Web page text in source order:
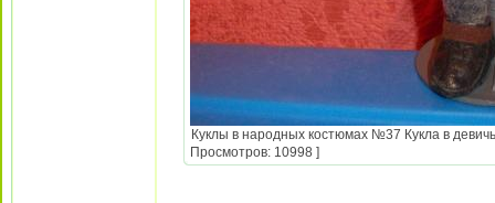
Куклы в народных костюмах №37 Кукла в
Просмотров: 10998 ]